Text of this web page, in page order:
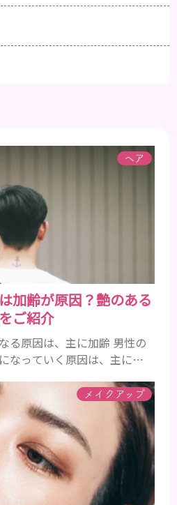
ヘア
加齢が原因？艶のある
ご紹介
る原因は、主に加齢 男性の
なっていく原因は、主に加
いつのまにか髪がチリチリ
ったと感じる人もいるでし
しての魅力が出てくる40代
人が多い傾向があります。
は、年齢と共に乱れていき
ま...
メイクアップ